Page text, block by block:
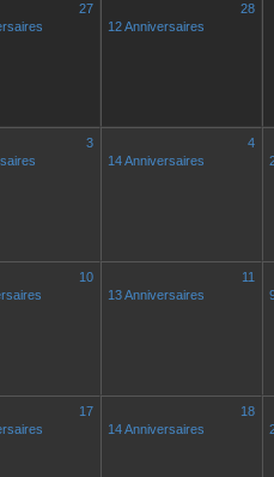
27
28
12 Anniversaires
3
4
14 Anniversaires
10
11
13 Anniversaires
17
18
14 Anniversaires